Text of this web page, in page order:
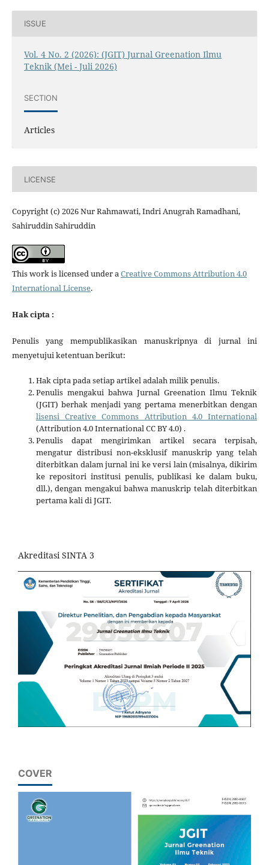
ISSUE
Vol. 4 No. 2 (2026): (JGIT) Jurnal Greenation Ilmu
Teknik (Mei - Juli 2026)
SECTION
Articles
LICENSE
Copyright (c) 2026 Nur Rahmawati, Indri Anugrah Ramadhani,
Sahiruddin Sahiruddin
This work is licensed under aCreative Commons Attribution 4.0
International License.
Hak cipta :
Penulis yang mempublikasikan manuskripnya di jurnal ini
menyetujui ketentuan berikut:
Hak cipta pada setiap artikel adalah milik penulis.
Penulis mengakui bahwa Jurnal Greenation Ilmu Teknik
(JGIT) berhak menjadi yang pertama menerbitkan dengan
lisensi Creative Commons Attribution 4.0 International
(Attribution 4.0 International CC BY 4.0) .
Penulis dapat mengirimkan artikel secara terpisah,
mengatur distribusi non-eksklusif manuskrip yang telah
diterbitkan dalam jurnal ini ke versi lain (misalnya, dikirim
ke repositori institusi penulis, publikasi ke dalam buku,
dll.), dengan mengakui bahwa manuskrip telah diterbitkan
pertama kali di JGIT.
Akreditasi SINTA 3
COVER